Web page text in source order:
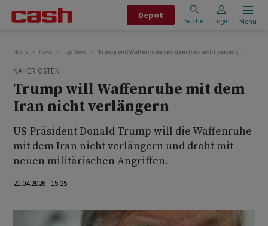
Depot
Suche Login Menu
Home News Top News Trump will Waffenruhe mit dem Iran nicht verlängern
NAHER OSTEN
Trump will Waffenruhe mit dem
Iran nicht verlängern
US-Präsident Donald Trump will die Waffenruhe
mit dem Iran nicht verlängern ‌und droht ⁠mit
neuen militärischen Angriffen.
21.04.2026 15:25